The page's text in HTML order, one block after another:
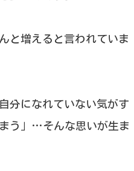
と増えると言われていま
分になれていない気がす
う」…そんな思いが生ま